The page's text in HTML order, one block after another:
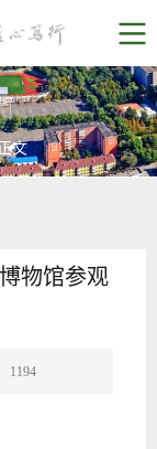
文
物馆参观
1194